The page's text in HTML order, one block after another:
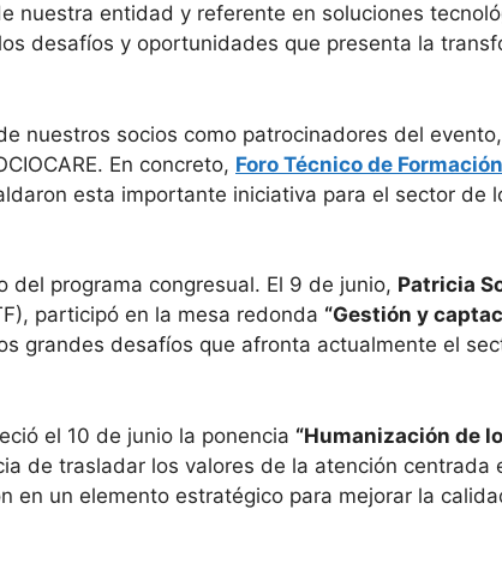
nuestra entidad y referente en soluciones
desafíos y oportunidades que presenta la
nuestros socios como patrocinadores del evento,
En concreto, Foro Técnico de
esta importante iniciativa para el sector de
programa congresual. El 9 de junio, Patricia
participó en la mesa redonda “Gestión y
grandes desafíos que afronta actualmente el
el 10 de junio la ponencia “Humanización de
de trasladar los valores de la atención centrada
en un elemento estratégico para mejorar la